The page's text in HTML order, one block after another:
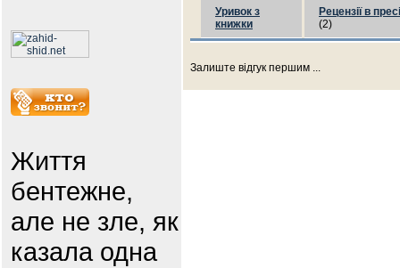
Життя
бентежне,
але не зле, як
казала одна
Уривок з
книжки
Рецензії в пресі
(2)
Залиште відгук першим ...